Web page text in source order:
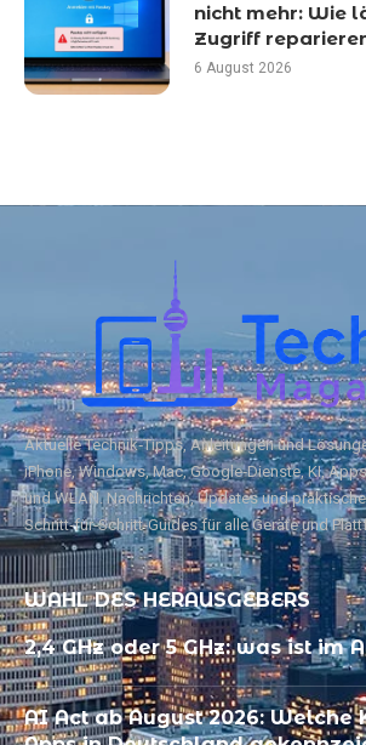
nicht mehr: Wie
Zugriff
6 August 2026
Aktuelle Technik‑Tipps, Anleitungen und
iPhone, Windows, Mac, Google‑Dienste, KI,
und WLAN. Nachrichten, Updates und praktische
Schritt‑für‑Schritt‑Guides für alle Geräte und
WAHL DES HERAUSGEBERS
2,4 GHz oder 5 GHz: was ist im
AI Act ab August 2026: